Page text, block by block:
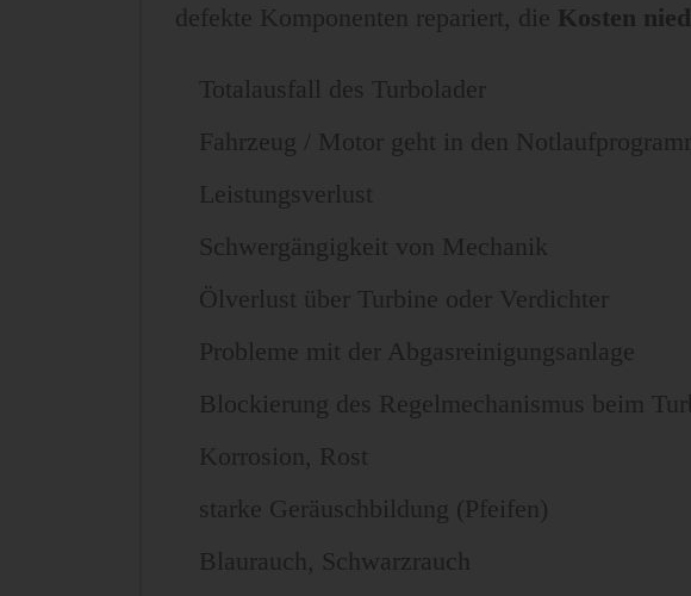
defekte Komponenten repariert, die Kosten
Totalausfall des Turbolader
Fahrzeug / Motor geht in den
Leistungsverlust
Schwergängigkeit von Mechanik
Ölverlust über Turbine oder Verdichter
Probleme mit der Abgasreinigungsanlage
Blockierung des Regelmechanismus beim
Korrosion, Rost
starke Geräuschbildung (Pfeifen)
Blaurauch, Schwarzrauch